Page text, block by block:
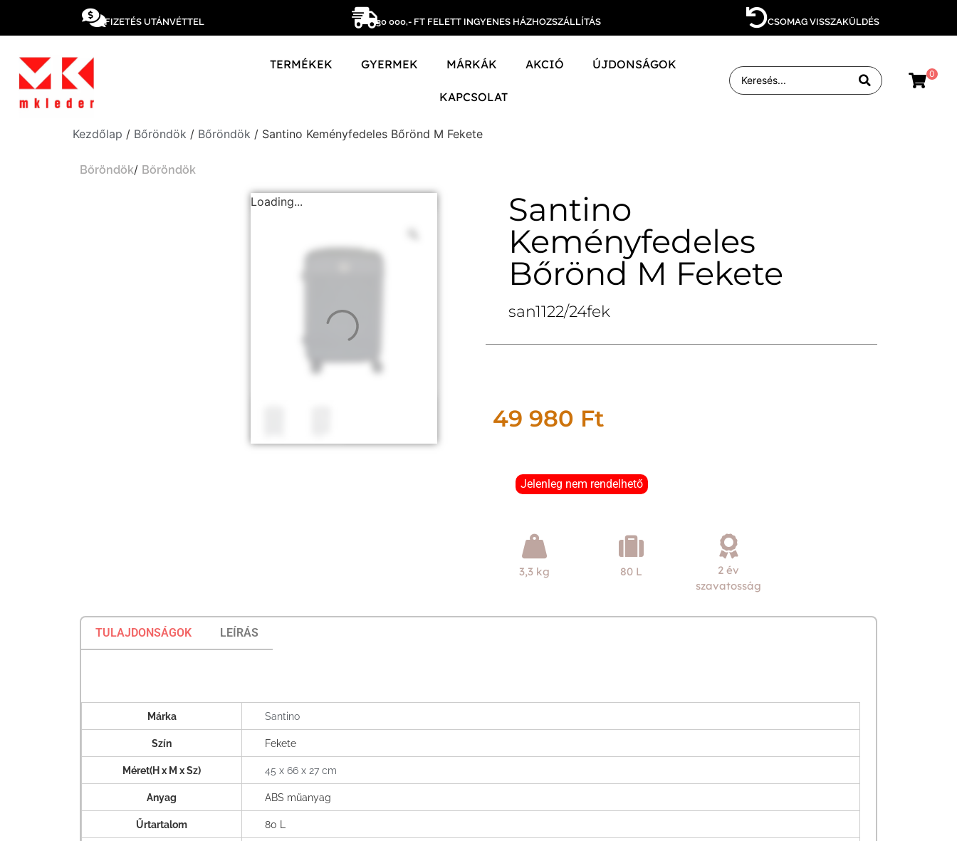
FIZETÉS UTÁNVÉTTEL 30 000,- FT FELETT INGYENES HÁZHOZSZÁLLÍTÁS CSOMAG VISSZAKÜLDÉS
TERMÉKEK GYERMEK MÁRKÁK AKCIÓ ÚJDONSÁGOK
KAPCSOLAT
0
Kezdőlap / Bőröndök / Bőröndök / Santino Keményfedeles Bőrönd M Fekete
Bőröndök/ Bőröndök
Loading...
Santino
Keményfedeles
Bőrönd M Fekete
san1122/24fek
49 980 Ft
Jelenleg nem rendelhető
3,3 kg 80 L
2 év
szavatosság
TULAJDONSÁGOK LEÍRÁS
Márka Santino
Szín Fekete
Méret(H x M x Sz) 45 x 66 x 27 cm
Anyag ABS műanyag
Űrtartalom 80 L